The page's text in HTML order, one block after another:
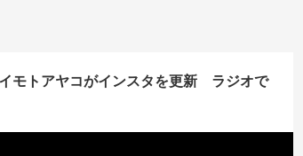
モトアヤコがインスタを更新 ラジオで